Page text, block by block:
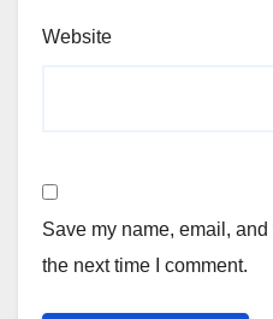
Website
Save my name, email,
the next time I comment.